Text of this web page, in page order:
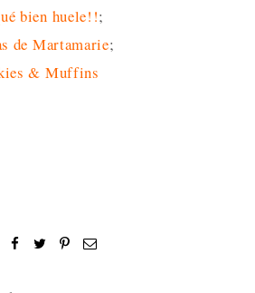
bien huele!!;
de Martamarie;
& Muffins